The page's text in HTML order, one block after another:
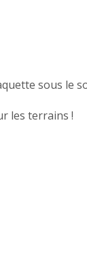
sous le
les terrains !